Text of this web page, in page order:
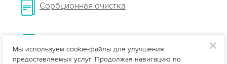
Сорбционная очистка
Мы используем cookie-файлы для улучшения
предоставляемых услуг. Продолжая навигацию по